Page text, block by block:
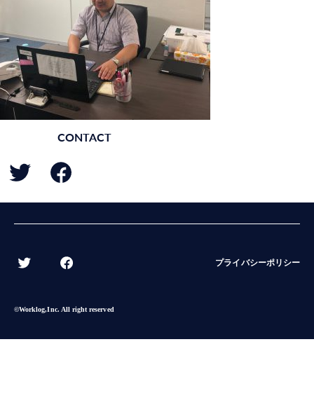
CONTACT
プライバシーポリシー
©︎Worklog,Inc. All right reserved